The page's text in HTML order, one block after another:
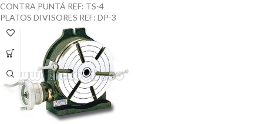
CONTRA PUNTÁ REF: TS-4
PLATOS DIVISORES REF: DP-3